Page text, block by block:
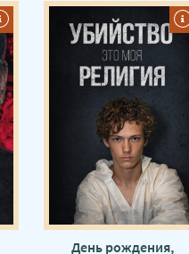
День рождения,